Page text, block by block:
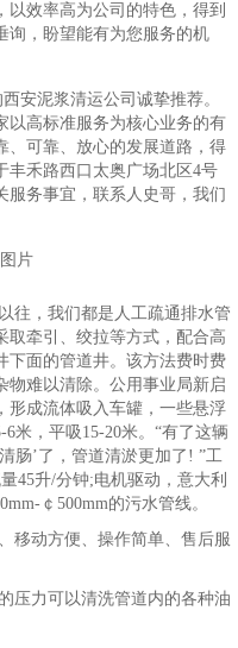
效率高为公司的特色，得到
询，盼望能有为您服务的机
安泥浆清运公司诚挚推荐。
以高标准服务为核心业务的有
、可靠、放心的发展道路，得
丰禾路西口太奥广场北区4号
服务事宜，联系人史哥，我们
往，我们都是人工疏通排水管
取牵引、绞拉等方式，配合高
下面的管道井。该方法费时费
物难以清除。公用事业局新启
形成流体吸入车罐，一些悬浮
米，平吸15-20米。“有了这辆
肠’了，管道清淤更加了! ”工
45升/分钟;电机驱动，意大利
￠500mm的污水管线。
移动方便、操作简单、售后服
压力可以清洗管道内的各种油